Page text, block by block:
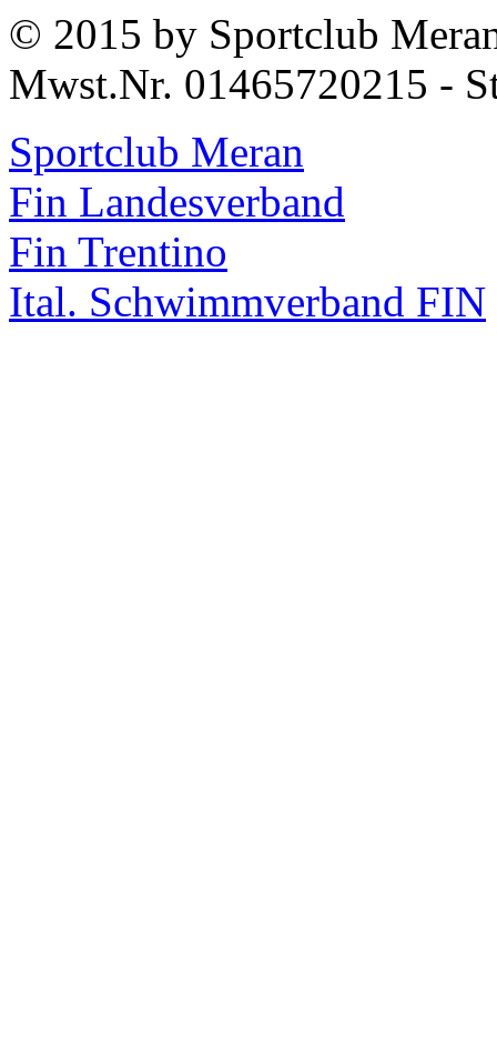
© 2015 by Sportclub
Mwst.Nr. 01465720215 -
Sportclub Meran
Fin Landesverband
Fin Trentino
Ital. Schwimmverband FIN